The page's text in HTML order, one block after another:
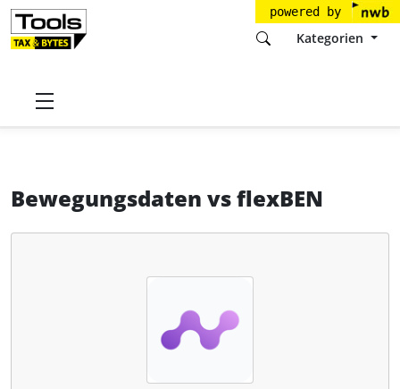
powered by
Kategorien
Startseite
Bewegungsdaten vsflexBEN